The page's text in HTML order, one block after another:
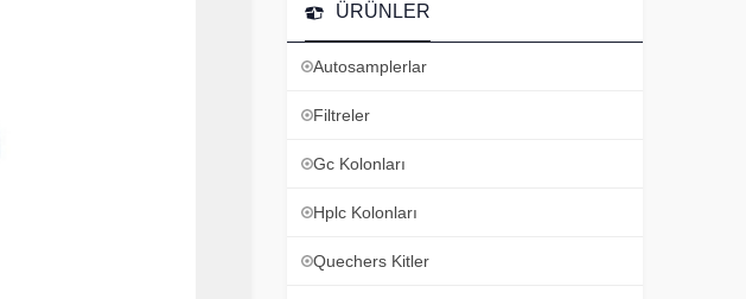
ÜRÜNLER
Autosamplerlar
Filtreler
Gc Kolonları
Hplc Kolonları
Quechers Kitler